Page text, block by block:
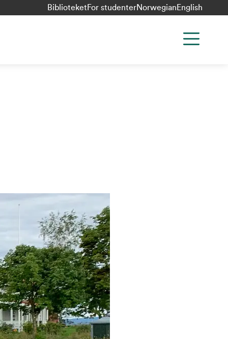
Biblioteket For studenterNorwegian English